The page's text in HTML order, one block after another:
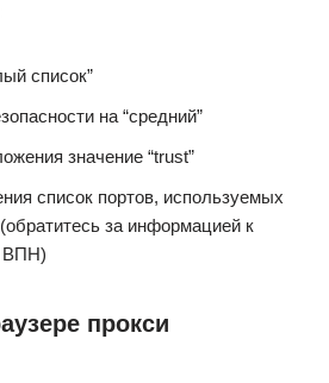
список”
на “средний”
значение “trust”
список портов, используемых
за информацией к
ВПН)
прокси